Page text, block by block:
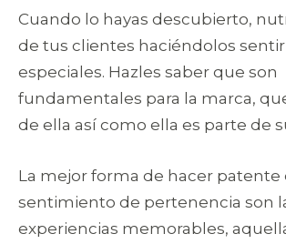
Cuando lo hayas descubierto,
de tus clientes haciéndolos
especiales. Hazles saber que son
fundamentales para la marca,
de ella así como ella es parte de
La mejor forma de hacer patente
sentimiento de pertenencia son
experiencias memorables,